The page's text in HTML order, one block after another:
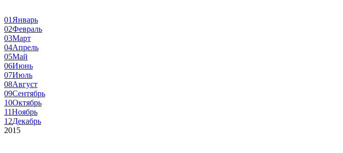
01 Январь
02Февраль
03Март
04Апрель
05Май
06Июнь
07Июль
08Август
09Сентябрь
10Октябрь
11Ноябрь
12Декабрь
2015